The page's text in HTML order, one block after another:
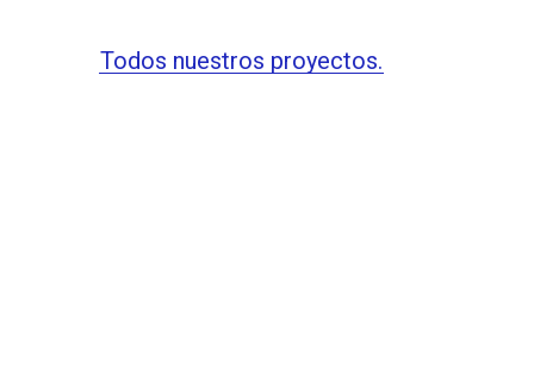
Todos nuestros proyectos.